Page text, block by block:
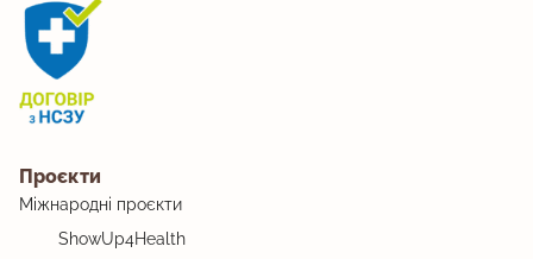
Проєкти
Міжнародні проєкти
ShowUp4Health